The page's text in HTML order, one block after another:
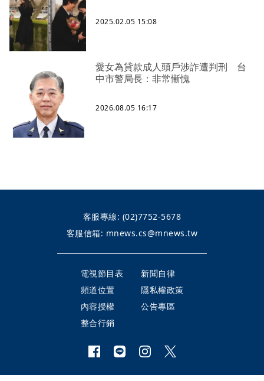
2025.02.05 15:08
愛女為貸款成人頭戶涉詐遭判刑 台
中市警局長：非常慚愧
2026.08.05 16:17
客服專線: (02)7752-5678
客服信箱: mnews.cs@mnews.tw
電視節目表
新聞自律
頻道位置
隱私權政策
內容授權
公告專區
整合行銷